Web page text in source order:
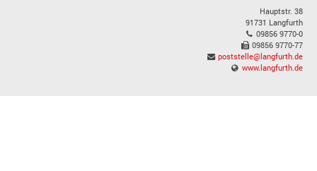
Hauptstr. 38
91731 Langfurth
09856 9770-0
09856 9770-77
poststelle@langfurth.de
www.langfurth.de